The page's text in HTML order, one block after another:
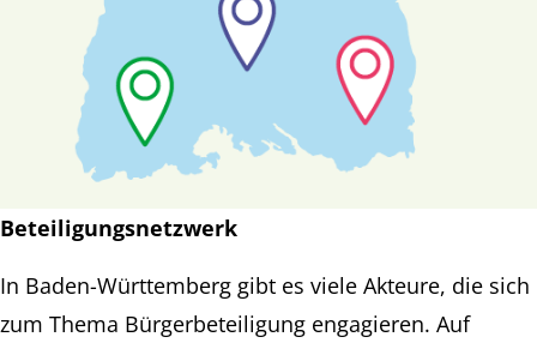
Beteiligungsnetzwerk
In Baden-Württemberg gibt es viele Akteure, die sich
zum Thema Bürgerbeteiligung engagieren. Auf